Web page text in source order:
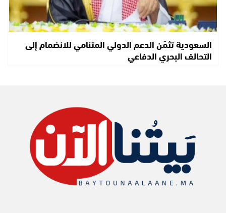
السعودية تثمّن الدعم الدولي المتنامي للانضمام إلى
التحالف البحري الدفاعي